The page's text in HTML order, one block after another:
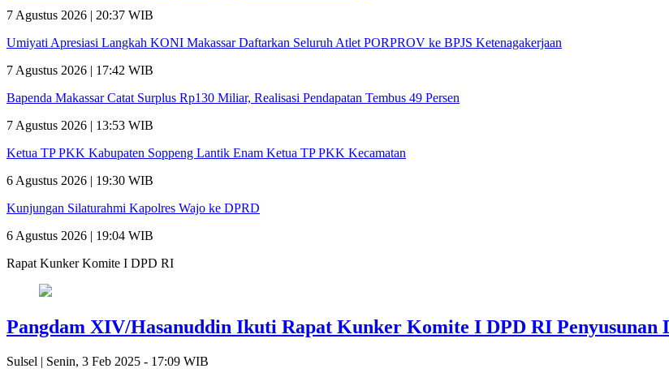
7 Agustus 2026 | 20:37 WIB
Umiyati Apresiasi Langkah KONI Makassar Daftarkan Seluruh Atlet PORPROV ke BPJS Ketenagakerjaan
7 Agustus 2026 | 17:42 WIB
Bapenda Makassar Catat Surplus Rp130 Miliar, Realisasi Pendapatan Tembus 49 Persen
7 Agustus 2026 | 13:53 WIB
Ketua TP PKK Kabupaten Soppeng Lantik Enam Ketua TP PKK Kecamatan
6 Agustus 2026 | 19:30 WIB
Kunjungan Silaturahmi Kapolres Wajo ke DPRD
6 Agustus 2026 | 19:04 WIB
Rapat Kunker Komite I DPD RI
Pangdam XIV/Hasanuddin Ikuti Rapat Kunker Komite I DPD RI Penyusunan
Sulsel | Senin, 3 Feb 2025 - 17:09 WIB